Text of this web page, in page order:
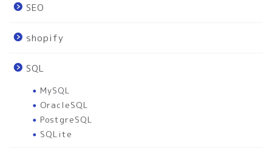
SEO
shopify
SQL
MySQL
OracleSQL
PostgreSQL
SQLite